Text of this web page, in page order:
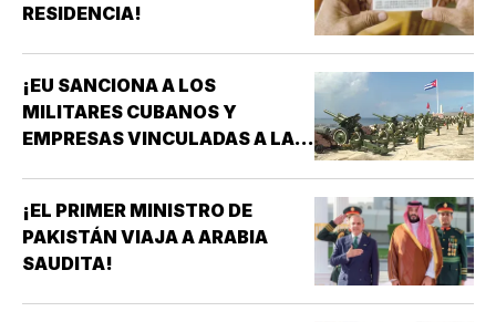
RESIDENCIA!
¡EU SANCIONA A LOS
MILITARES CUBANOS Y
EMPRESAS VINCULADAS A LA
¡EL PRIMER MINISTRO DE
PAKISTÁN VIAJA A ARABIA
SAUDITA!